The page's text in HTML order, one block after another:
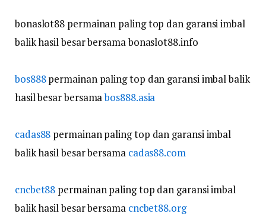
bonaslot88 permainan paling top dan garansi imbal
balik hasil besar bersama bonaslot88.info
bos888permainan paling top dan garansi imbal balik
hasil besar bersamabos888.asia
cadas88 permainan paling top dan garansi imbal
balik hasil besar bersama cadas88.com
cncbet88 permainan paling top dan garansi imbal
balik hasil besar bersama cncbet88.org